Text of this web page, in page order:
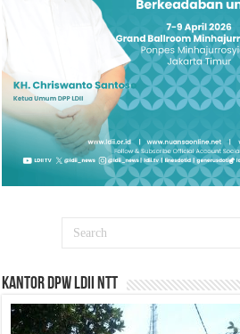
Kantor DPW LDII NTT